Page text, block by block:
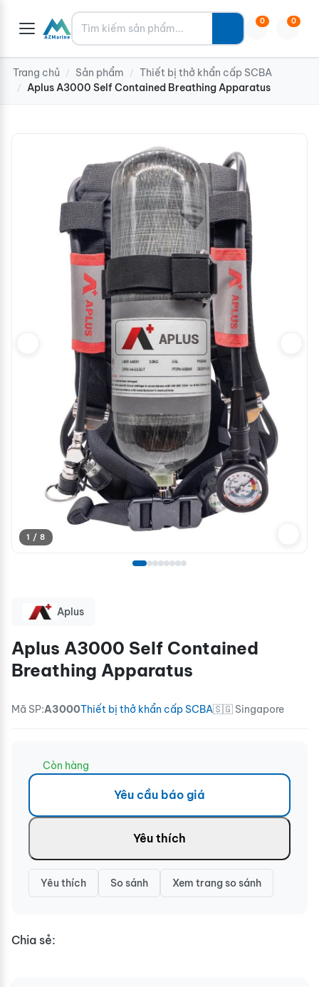
Tìm kiếm 0 0
Trang chủ / Sản phẩm / Thiết bị thở khẩn cấp SCBA
/ Aplus A3000 Self Contained Breathing Apparatus
1 / 8
Aplus
Aplus A3000 Self Contained
Breathing Apparatus
Mã SP:A3000Thiết bị thở khẩn cấp SCBA🇸🇬 Singapore
Còn hàng
Yêu cầu báo giá
Yêu thích
Yêu thích So sánh Xem trang so sánh
Chia sẻ: